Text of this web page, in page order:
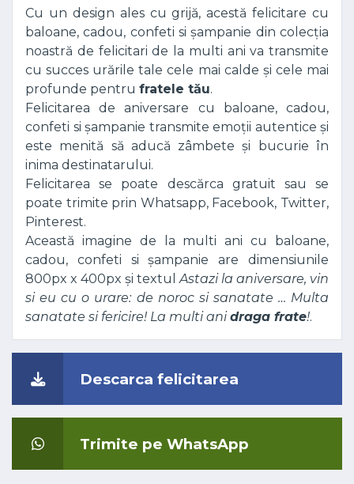
Cu un design ales cu grijă, acestă felicitare cu
baloane, cadou, confeti si șampanie din colecția
noastră de felicitari de la multi ani va transmite
cu succes urările tale cele mai calde și cele mai
profunde pentru fratele tău.
Felicitarea de aniversare cu baloane, cadou,
confeti si șampanie transmite emoții autentice și
este menită să aducă zâmbete și bucurie în
inima destinatarului.
Felicitarea se poate descărca gratuit sau se
poate trimite prin Whatsapp, Facebook, Twitter,
Pinterest.
Această imagine de la multi ani cu baloane,
cadou, confeti si șampanie are dimensiunile
800px x 400px și textulAstazi la aniversare, vin
si eu cu o urare: de noroc si sanatate … Multa
sanatate si fericire! La multi anidraga frate!.
Descarca felicitarea
Trimite pe WhatsApp